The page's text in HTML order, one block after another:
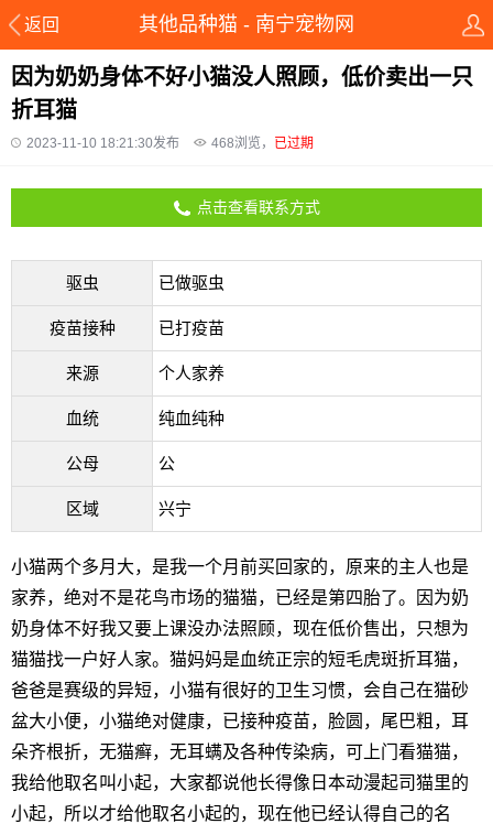
返回 其他品种猫 - 南宁宠物网
因为奶奶身体不好小猫没人照顾，低价卖出一只
折耳猫
2023-11-10 18:21:30发布 468浏览， 已过期
点击查看联系方式
驱虫 已做驱虫
疫苗接种 已打疫苗
来源 个人家养
血统 纯血纯种
公母 公
区域 兴宁
小猫两个多月大，是我一个月前买回家的，原来的主人也是
家养，绝对不是花鸟市场的猫猫，已经是第四胎了。因为奶
奶身体不好我又要上课没办法照顾，现在低价售出，只想为
猫猫找一户好人家。猫妈妈是血统正宗的短毛虎斑折耳猫，
爸爸是赛级的异短，小猫有很好的卫生习惯，会自己在猫砂
盆大小便，小猫绝对健康，已接种疫苗，脸圆，尾巴粗，耳
朵齐根折，无猫癣，无耳螨及各种传染病，可上门看猫猫，
我给他取名叫小起，大家都说他长得像日本动漫起司猫里的
小起，所以才给他取名小起的，现在他已经认得自己的名